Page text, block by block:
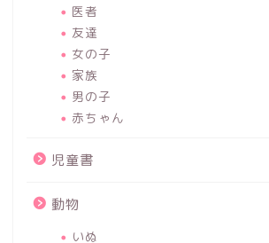
医者
友達
女の子
家族
男の子
赤ちゃん
児童書
動物
いぬ